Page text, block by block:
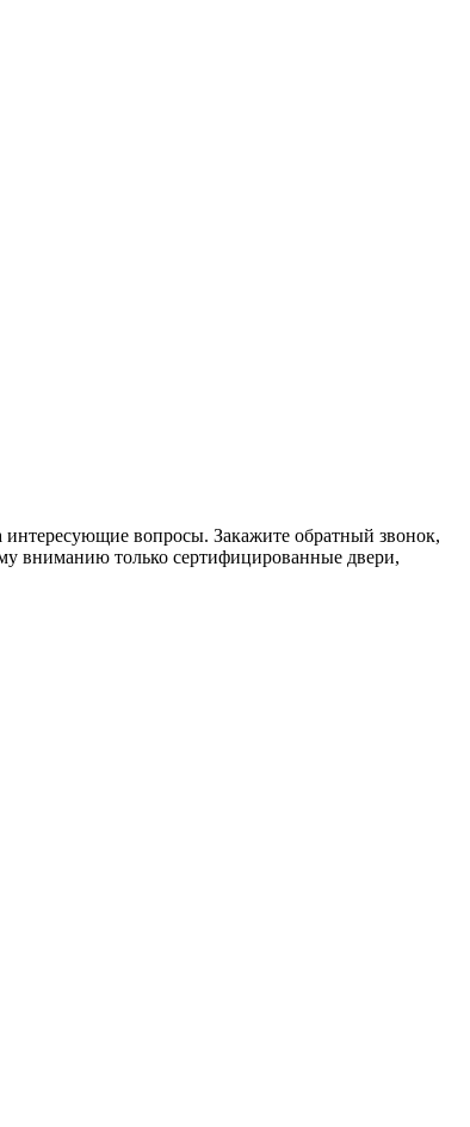
вопросы. Закажите обратный звонок,
вниманию только сертифицированные двери,